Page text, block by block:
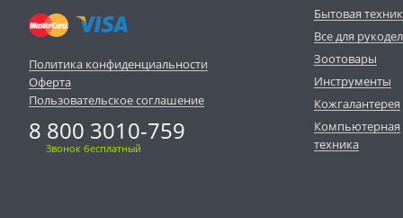
Политика конфиденциальности
Оферта
Пользовательское соглашение
8 800 3010-759
Звонок бесплатный
Бытовая
Все для
Зоотовары
Инструменты
Кожгалантерея
Компьютерная
техника